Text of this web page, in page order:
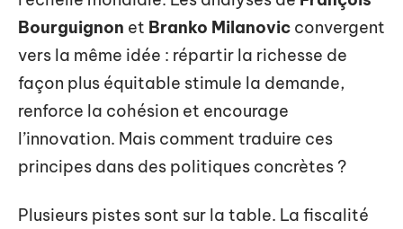
Bourguignon et Branko Milanovic convergent
vers la même idée : répartir la richesse de
façon plus équitable stimule la demande,
renforce la cohésion et encourage
l’innovation. Mais comment traduire ces
principes dans des politiques concrètes ?
Plusieurs pistes sont sur la table. La fiscalité